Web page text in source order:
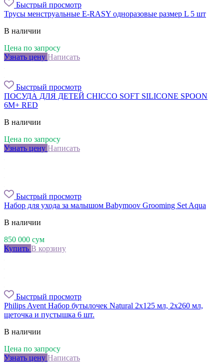
Быстрый просмотр
Трусы менструальные E-RASY одноразовые размер L 5 шт
В наличии
Цена по запросу
Узнать цену Написать
Быстрый просмотр
ПОСУДА ДЛЯ ДЕТЕЙ CHICCO SOFT SILICONE SPOON
6M+ RED
В наличии
Цена по запросу
Узнать цену Написать
Быстрый просмотр
Набор для ухода за малышом Babymoov Grooming Set Aqua
В наличии
850 000 сум
Купить В корзину
Быстрый просмотр
Philips Avent Набор бутылочек Natural 2х125 мл, 2х260 мл,
щеточка и пустышка 6 шт.
В наличии
Цена по запросу
Узнать цену Написать